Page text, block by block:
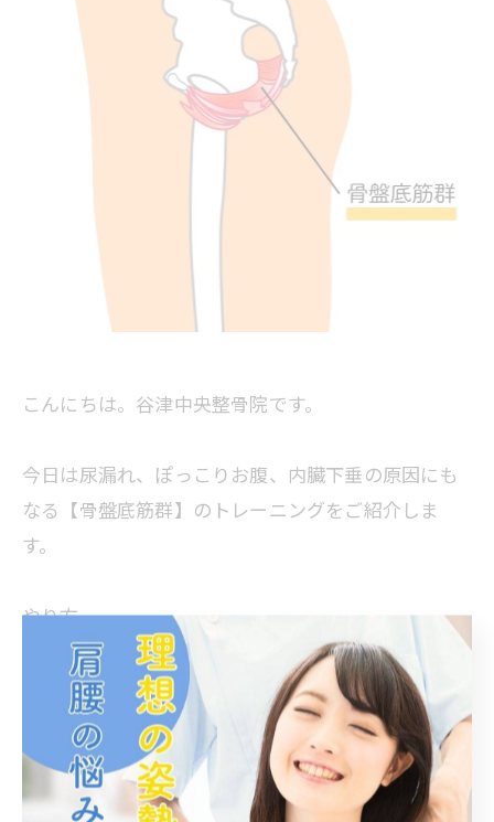
こんにちは。谷津中央整骨院です。
今日は尿漏れ、ぽっこりお腹、内臓下垂の原因にも
なる【骨盤底筋群】のトレーニングをご紹介しま
す。
やり方
①肩幅で膝立ち
②股下の会陰を意識(膣と肛門の間)
③足先を立てる
④かかとを合わせる
※両手を合わせて挙げて上に吊るさせてるイメージ